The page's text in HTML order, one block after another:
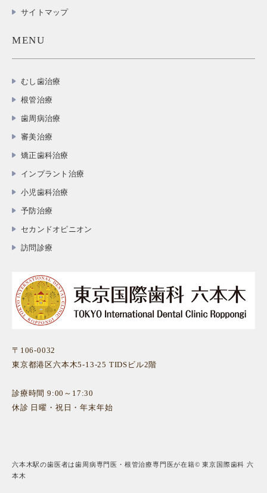
サイトマップ
MENU
むし歯治療
根管治療
歯周病治療
審美治療
矯正歯科治療
インプラント治療
小児歯科治療
予防治療
セカンドオピニオン
訪問診療
〒106-0032
東京都港区六本木5-13-25 TIDSビル2階
診療時間 9:00～17:30
休診 日曜・祝日・年末年始
六本木駅の歯医者は歯周病専門医・根管治療専門医が在籍© 東京国際歯科 六
本木